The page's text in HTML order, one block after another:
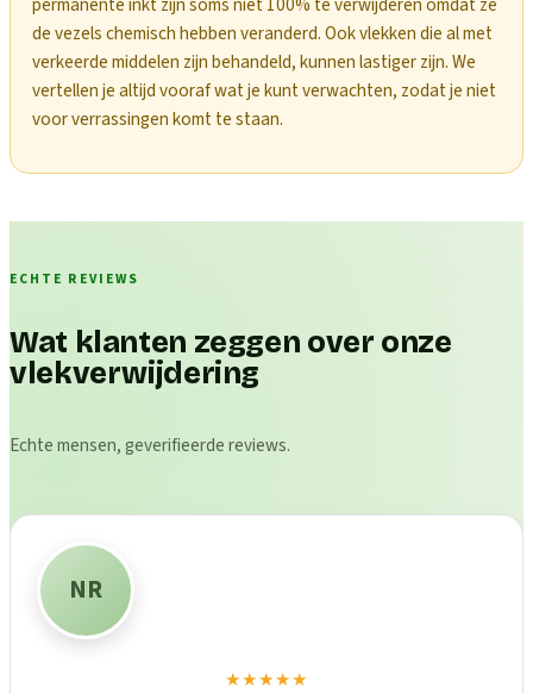
de vezels chemisch hebben veranderd. Ook vlekken die al met
verkeerde middelen zijn behandeld, kunnen lastiger zijn. We
vertellen je altijd vooraf wat je kunt verwachten, zodat je niet
voor verrassingen komt te staan.
ECHTE REVIEWS
Wat klanten zeggen over onze
vlekverwijdering
Echte mensen, geverifieerde reviews.
NR
★★★★★